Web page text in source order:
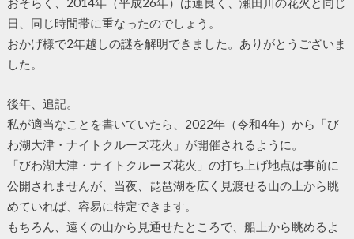
日、同じ時間帯に重なったのでしょう。
おかげ様で2年越しの謎を解明できました。ありがとうございま
した。
後年、追記。
私が適当なことを書いていたら、2022年（令和4年）から「び
わ湖大津・ナイトクルーズ花火」が開催されるように。
「びわ湖大津・ナイトクルーズ花火」の打ち上げ地点は事前に
公開されませんが、当夜、琵琶湖を広く見渡せる山の上から眺
めていれば、容易に特定できます。
もちろん、遠くの山から見通せたところで、船上から眺めるよ